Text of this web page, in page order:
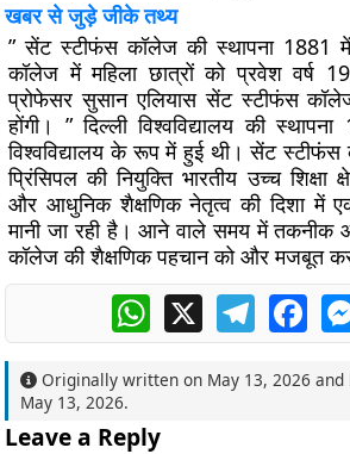
खबर से जुड़े जीके तथ्य
” सेंट स्टीफंस कॉलेज की स्थापना 1881
कॉलेज में महिला छात्रों को प्रवेश वर्ष
प्रोफेसर सुसान एलियास सेंट स्टीफंस
होंगी। ” दिल्ली विश्वविद्यालय की
विश्वविद्यालय के रूप में हुई थी। सेंट स्टीफंस
प्रिंसिपल की नियुक्ति भारतीय उच्च शिक्षा
और आधुनिक शैक्षणिक नेतृत्व की दिशा में
मानी जा रही है। आने वाले समय में तकनीक
कॉलेज की शैक्षणिक पहचान को और मजबूत
WhatsApp
X Telegram
Originally written on May 13, 2026 and
May 13, 2026.
Leave a Reply